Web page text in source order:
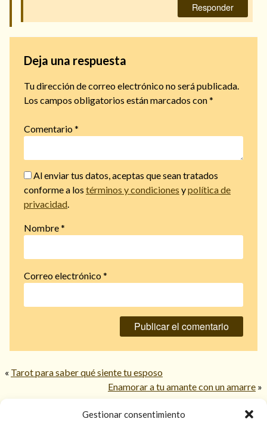
Gestionar consentimiento
Responder
Deja una respuesta
Tu dirección de correo electrónico no será publicada.
Los campos obligatorios están marcados con*
Comentario*
Al enviar tus datos, aceptas que sean tratados
conforme a los términos y condiciones ypolítica de
privacidad.
Nombre*
Correo electrónico*
« Tarot para saber qué siente tu esposo
Enamorar a tu amante con un amarre »